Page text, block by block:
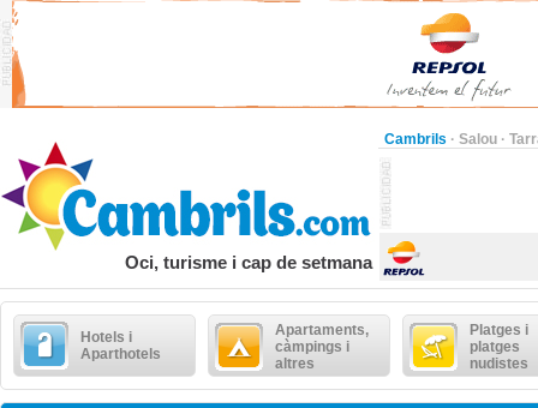
Cambrils · Salou ·
Oci, turisme i cap de setmana
Hotels i
Aparthotels
Apartaments,
càmpings i
altres
Platges i
platges
nudistes